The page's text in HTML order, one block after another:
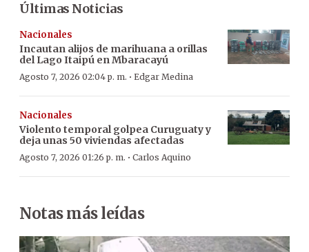
Últimas Noticias
Nacionales
Incautan alijos de marihuana a orillas
del Lago Itaipú en Mbaracayú
Agosto 7, 2026 02:04 p. m. · Edgar Medina
Nacionales
Violento temporal golpea Curuguaty y
deja unas 50 viviendas afectadas
Agosto 7, 2026 01:26 p. m. · Carlos Aquino
Notas más leídas